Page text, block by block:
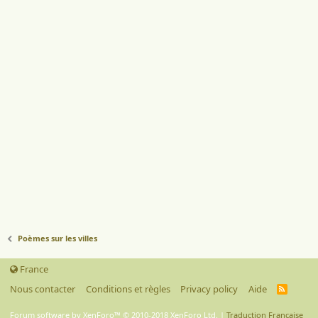
Poèmes sur les villes
France
Nous contacter
Conditions et règles Privacy policy Aide
R
Forum software by XenForo™ © 2010-2018 XenForo Ltd. | Traduction Française